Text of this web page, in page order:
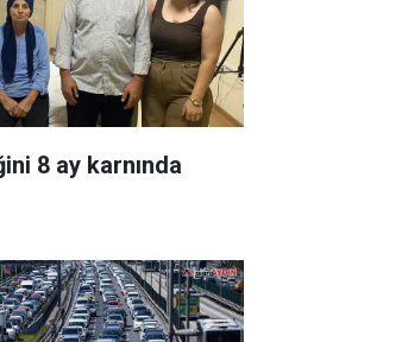
8 ay karnında